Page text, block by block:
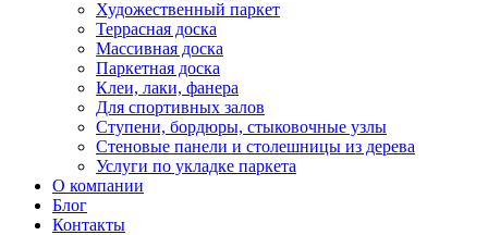
Художественный паркет
Террасная доска
Массивная доска
Паркетная доска
Клеи, лаки, фанера
Для спортивных залов
Ступени, бордюры, стыковочные узлы
Стеновые панели и столешницы из дерева
Услуги по укладке паркета
О компании
Блог
Контакты